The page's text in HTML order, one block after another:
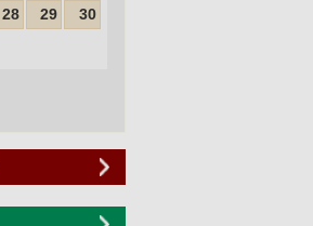
28 29
30